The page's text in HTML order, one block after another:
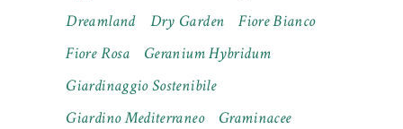
Dreamland
Dry Garden
Fiore Bianco
Fiore Rosa
Geranium Hybridum
Giardinaggio Sostenibile
Giardino Mediterraneo
Graminacee